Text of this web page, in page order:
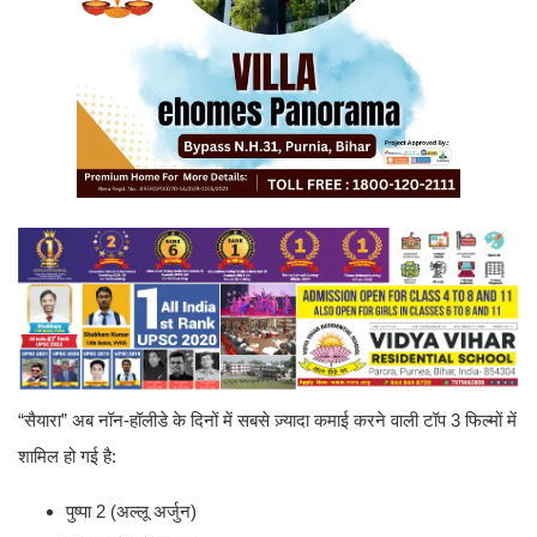
“सैयारा” अब नॉन-हॉलीडे के दिनों में सबसे ज़्यादा कमाई करने वाली टॉप 3 फिल्मों में
शामिल हो गई है:
पुष्पा 2 (अल्लू अर्जुन)